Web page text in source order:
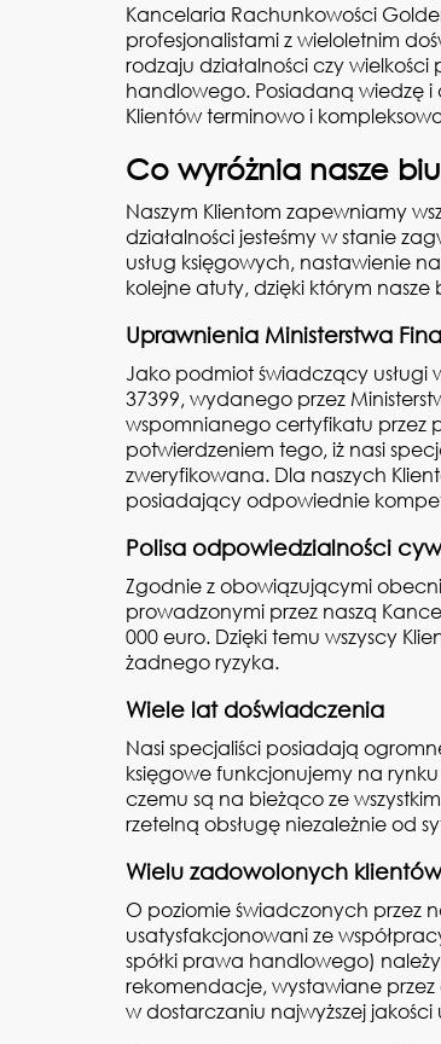
Kancelaria Rachunkowości
profesjonalistami z wieloletnim
rodzaju działalności czy
handlowego. Posiadaną wiedzę i
Klientów terminowo i
Co wyróżnia nasze
Naszym Klientom zapewniamy
działalności jesteśmy w stanie
usług księgowych, nastawienie
kolejne atuty, dzięki którym
Uprawnienia Ministerstwa
Jako podmiot świadczący usługi
37399, wydanego przez
wspomnianego certyfikatu przez
potwierdzeniem tego, iż nasi
zweryfikowana. Dla naszych
posiadający odpowiednie
Polisa odpowiedzialności
Zgodnie z obowiązującymi
prowadzonymi przez naszą
000 euro. Dzięki temu wszyscy
żadnego ryzyka.
Wiele lat doświadczenia
Nasi specjaliści posiadają
księgowe funkcjonujemy na
czemu są na bieżąco ze
rzetelną obsługę niezależnie od
Wielu zadowolonych klientów
O poziomie świadczonych przez
usatysfakcjonowani ze
spółki prawa handlowego)
rekomendacje, wystawiane przez
w dostarczaniu najwyższej